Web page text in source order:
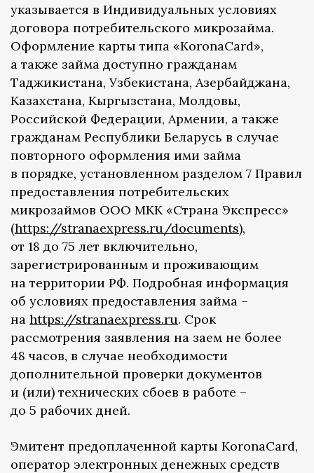
указывается в Индивидуальных условиях
договора потребительского микрозайма.
Оформление карты типа «KoronaCard»,
а также займа доступно гражданам
Таджикистана, Узбекистана, Азербайджана,
Казахстана, Кыргызстана, Молдовы,
Российской Федерации, Армении, а также
гражданам Республики Беларусь в случае
повторного оформления ими займа
в порядке, установленном разделом 7 Правил
предоставления потребительских
микрозаймов ООО МКК «Страна Экспресс»
(https://stranaexpress.ru/documents),
от 18 до 75 лет включительно,
зарегистрированным и проживающим
на территории РФ. Подробная информация
об условиях предоставления займа –
на https://stranaexpress.ru. Срок
рассмотрения заявления на заем не более
48 часов, в случае необходимости
дополнительной проверки документов
и (или) технических сбоев в работе –
до 5 рабочих дней.
Эмитент предоплаченной карты KoronaCard,
оператор электронных денежных средств